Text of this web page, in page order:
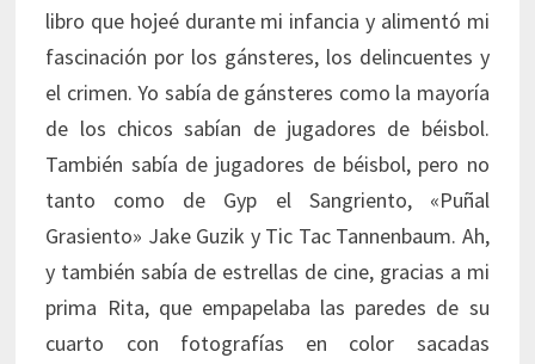
libro que hojeé durante mi infancia y alimentó mi
fascinación por los gánsteres, los delincuentes y
el crimen. Yo sabía de gánsteres como la mayoría
de los chicos sabían de jugadores de béisbol.
También sabía de jugadores de béisbol, pero no
tanto como de Gyp el Sangriento, «Puñal
Grasiento» Jake Guzik y Tic Tac Tannenbaum. Ah,
y también sabía de estrellas de cine, gracias a mi
prima Rita, que empapelaba las paredes de su
cuarto con fotografías en color sacadas